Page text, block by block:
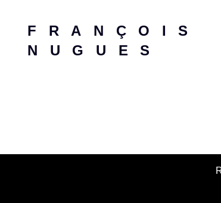
FRANÇOIS
NUGUES